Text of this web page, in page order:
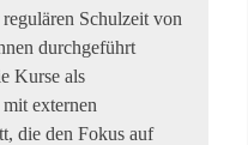
Schulzeit von
durchgeführt
Kurse als
externen
die den Fokus auf